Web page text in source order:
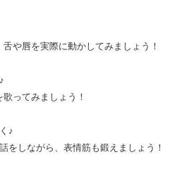
を実際に動かしてみましょう！
てみましょう！
♪
しながら、表情筋も鍛えましょう！